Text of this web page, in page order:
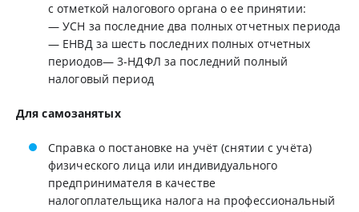
с отметкой налогового органа о ее принятии:
— УСН за последние два полных отчетных периода
— ЕНВД за шесть последних полных отчетных
периодов— 3-НДФЛ за последний полный
налоговый период
Для самозанятых
Справка о постановке на учёт (снятии с учёта)
физического лица или индивидуального
предпринимателя в качестве
налогоплательщика налога на профессиональный